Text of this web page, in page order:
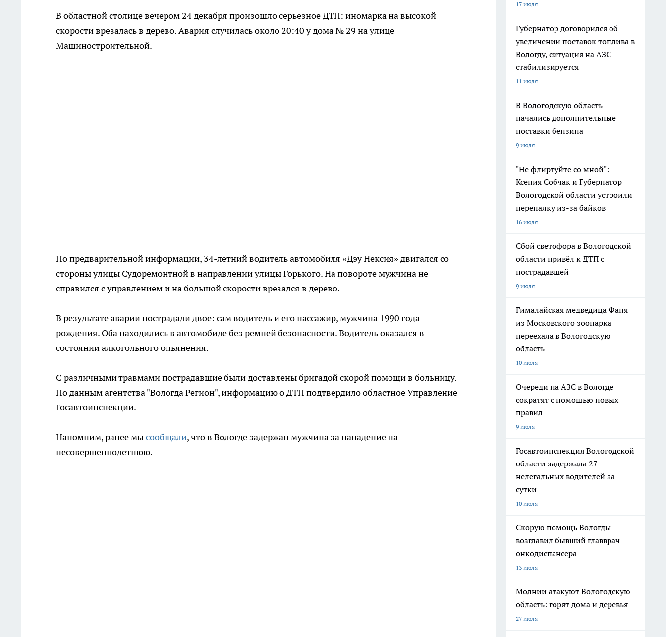
В областной столице вечером 24 декабря произошло серьезное ДТП: иномарка на высокой
скорости врезалась в дерево. Авария случилась около 20:40 у дома № 29 на улице
Машиностроительной.
По предварительной информации, 34-летний водитель автомобиля «Дэу Нексия» двигался со
стороны улицы Судоремонтной в направлении улицы Горького. На повороте мужчина не
справился с управлением и на большой скорости врезался в дерево.
В результате аварии пострадали двое: сам водитель и его пассажир, мужчина 1990 года
рождения. Оба находились в автомобиле без ремней безопасности. Водитель оказался в
состоянии алкогольного опьянения.
С различными травмами пострадавшие были доставлены бригадой скорой помощи в больницу.
По данным агентства "Вологда Регион", информацию о ДТП подтвердило областное Управление
Госавтоинспекции.
Напомним, ранее мысообщали, что в Вологде задержан мужчина за нападение на
несовершеннолетнюю.
17 июля
Губернатор договорился об
увеличении поставок топлива в
Вологду, ситуация на АЗС
стабилизируется
11 июля
В Вологодскую область
начались дополнительные
поставки бензина
9 июля
"Не флиртуйте со мной":
Ксения Собчак и Губернатор
Вологодской области устроили
перепалку из-за байков
16 июля
Сбой светофора в Вологодской
области привёл к ДТП с
пострадавшей
9 июля
Гималайская медведица Фаня
из Московского зоопарка
переехала в Вологодскую
область
10 июля
Очереди на АЗС в Вологде
сократят с помощью новых
правил
9 июля
Госавтоинспекция Вологодской
области задержала 27
нелегальных водителей за
сутки
10 июля
Скорую помощь Вологды
возглавил бывший главврач
онкодиспансера
13 июля
Молнии атакуют Вологодскую
область: горят дома и деревья
27 июля